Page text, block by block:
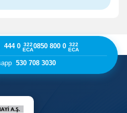
444 0 322
ECA0850 800 0 322
ECA
530 708 3030